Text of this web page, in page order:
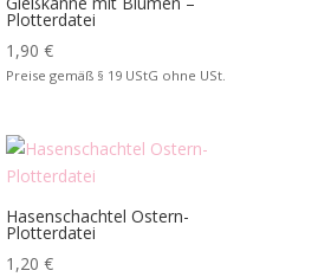
Plotterdatei
1,90 €
Preise gemäß § 19 UStG ohne USt.
Hasenschachtel Ostern-
Plotterdatei
1,20 €